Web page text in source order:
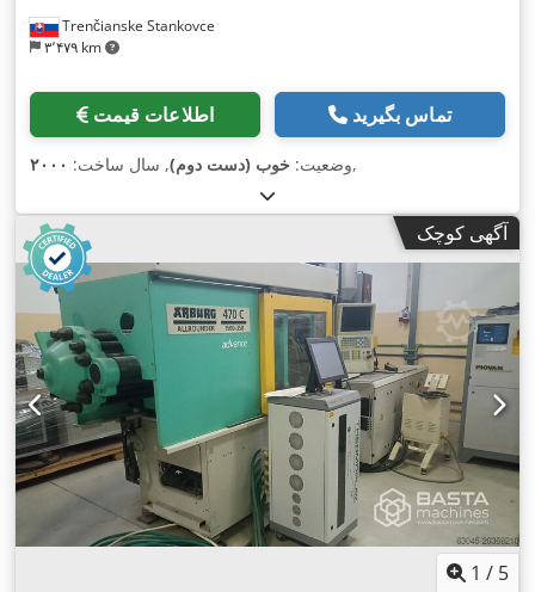
Trenčianske Stankovce
۳٬۴۷۹ km
اطلاعات قیمت تماس بگیرید
وضعیت: خوب (دست دوم), سال ساخت: ۲۰۰۰ ,
آگهی کوچک
1 / 5